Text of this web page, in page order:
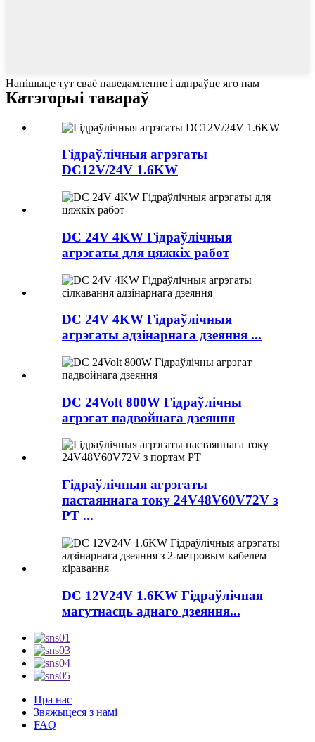
Напішыце тут сваё паведамленне і адпраўце яго нам
Катэгорыі тавараў
Гідраўлічныя агрэгаты
DC12V/24V 1.6KW
DC 24V 4KW Гідраўлічныя
агрэгаты для цяжкіх работ
DC 24V 4KW Гідраўлічныя
агрэгаты адзінарнага дзеяння ...
DC 24Volt 800W Гідраўлічны
агрэгат падвойнага дзеяння
Гідраўлічныя агрэгаты
пастаяннага току 24V48V60V72V з
PT ...
DC 12V24V 1.6KW Гідраўлічная
магутнасць аднаго дзеяння...
Пра нас
Звяжыцеся з намі
FAQ